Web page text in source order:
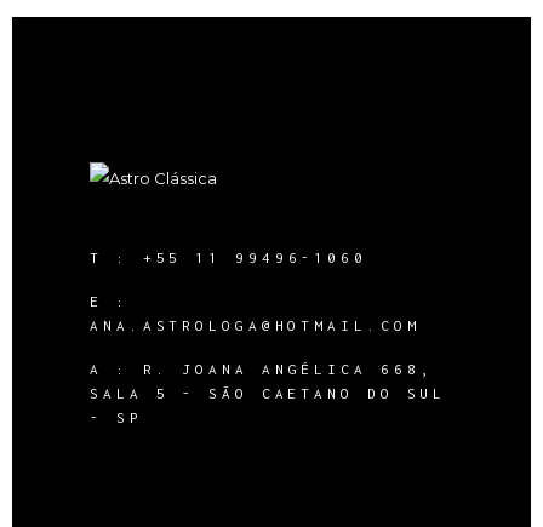
T : +55 11 99496-1060
E :
ANA.ASTROLOGA@HOTMAIL.COM
A :
R. JOANA ANGÉLICA 668,
SALA 5 - SÃO CAETANO DO SUL
- SP